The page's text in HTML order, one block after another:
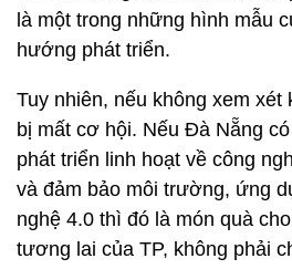
là một trong những hình mẫu
hướng phát triển.
Tuy nhiên, nếu không xem
bị mất cơ hội. Nếu Đà Nẵng
phát triển linh hoạt về công
và đảm bảo môi trường, ứng
nghệ 4.0 thì đó là món quà
tương lai của TP, không phải